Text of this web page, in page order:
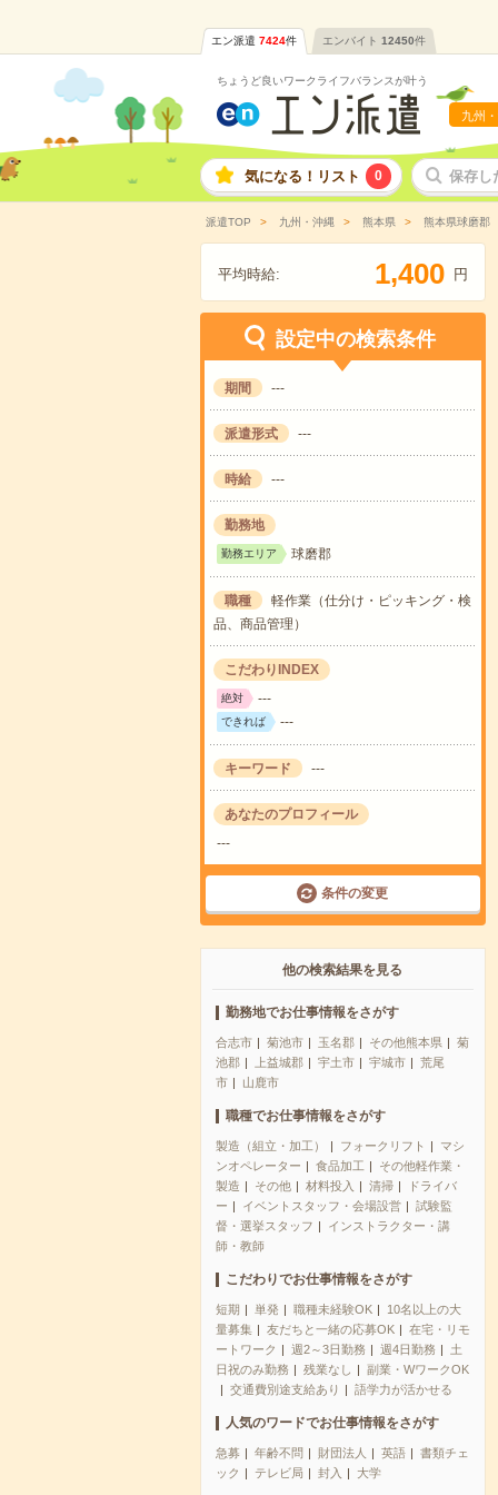
エン派遣 7424件 エンバイト 12450件
ちょうど良いワークライフバランスが叶う
九州
気になる！リスト 0 保存し
派遣TOP 九州・沖縄 熊本県 熊本県球磨郡
平均時給: 1,400 円
設定中の検索条件
期間 ---
派遣形式 ---
時給 ---
勤務地
勤務エリア 球磨郡
職種
軽作業（仕分け・ピッキング・検
品、商品管理）
こだわりINDEX
絶対 ---
できれば ---
キーワード ---
あなたのプロフィール
---
条件の変更
他の検索結果を見る
勤務地でお仕事情報をさがす
合志市 菊池市 玉名郡 その他熊本県
菊
池郡
上益城郡 宇土市 宇城市
荒尾
市
山鹿市
職種でお仕事情報をさがす
製造（組立・加工） フォークリフト
マシ
ンオペレーター
食品加工
その他軽作業・
製造
その他 材料投入 清掃
ドライバ
ー
イベントスタッフ・会場設営
試験監
督・選挙スタッフ
インストラクター・講
師・教師
こだわりでお仕事情報をさがす
短期 単発 職種未経験OK
10名以上の大
量募集
友だちと一緒の応募OK
在宅・リモ
ートワーク
週2～3日勤務 週4日勤務
土
日祝のみ勤務
残業なし
副業・WワークOK
交通費別途支給あり
語学力が活かせる
人気のワードでお仕事情報をさがす
急募 年齢不問 財団法人 英語
書類チェ
ック
テレビ局 封入 大学